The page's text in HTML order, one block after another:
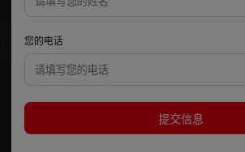
您的电话
提交信息